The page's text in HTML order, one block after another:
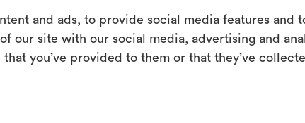
and ads, to provide social media features and
our site with our social media, advertising and
you’ve provided to them or that they’ve
e di uno sviluppo
amplia ulteriormente il
di
fondato a
Uno strumento